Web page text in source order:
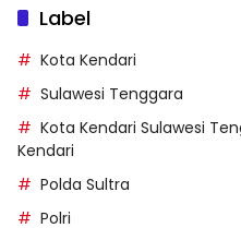
Label
Kota Kendari
Sulawesi Tenggara
Kota Kendari Sulawesi
Kendari
Polda Sultra
Polri